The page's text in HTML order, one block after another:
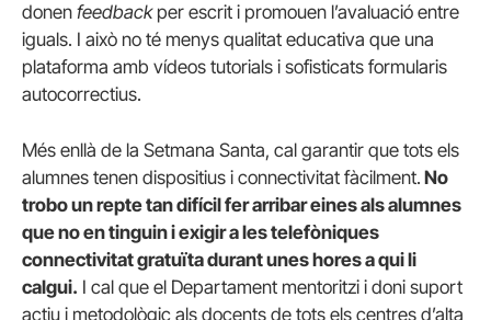
donen feedbackper escrit i promouen l’avaluació entre
iguals. I això no té menys qualitat educativa que una
plataforma amb vídeos tutorials i sofisticats formularis
autocorrectius.
Més enllà de la Setmana Santa, cal garantir que tots els
alumnes tenen dispositius i connectivitat fàcilment. No
trobo un repte tan difícil fer arribar eines als alumnes
que no en tinguin i exigir a les telefòniques
connectivitat gratuïta durant unes hores a qui li
calgui. I cal que el Departament mentoritzi i doni suport
actiu i metodològic als docents de tots els centres d’alta